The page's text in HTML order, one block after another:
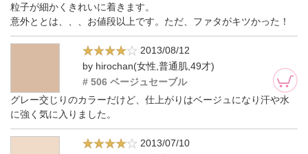
粒子が細かくきれいに着きます。
意外ととは、、、お値段以上です。ただ、ファタがキツかった！
2013/08/12
by hirochan(女性,普通肌,49才)
# 506 ベージュセーブル
グレー交じりのカラーだけど、仕上がりはベージュになり汗や水
に強く気に入りました。
2013/07/10